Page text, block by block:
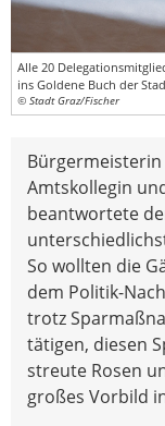
Alle 20
ins Goldene Buch der
© Stadt Graz/Fischer
Amtskollegin
beantwortete
So wollten die
dem Politik-
trotz
tätigen, diesen
streute Rosen
großes Vorbild